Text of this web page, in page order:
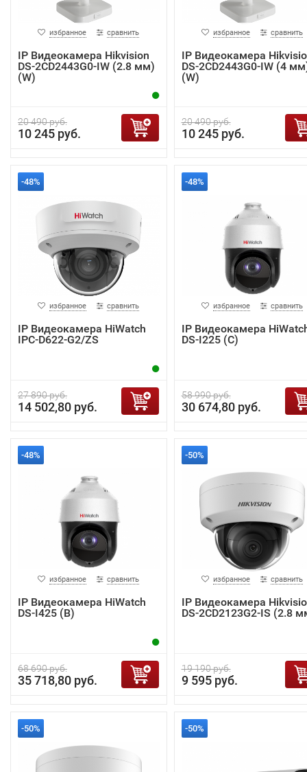
избранное сравнить
IP Видеокамера Hikvision
DS-2CD2443G0-IW (2.8 мм)
(W)
20 490 руб.
10 245 руб.
избранное сравнить
IP Видеокамера
DS-2CD2443G0-IW (4
(W)
20 490 руб.
10 245 руб.
-48%
избранное сравнить
IP Видеокамера HiWatch
IPC-D622-G2/ZS
27 890 руб.
14 502,80 руб.
-48%
избранное сравнить
IP Видеокамера
DS-I225 (С)
58 990 руб.
30 674,80 руб.
-48%
избранное сравнить
IP Видеокамера HiWatch
DS-I425 (B)
68 690 руб.
35 718,80 руб.
-50%
избранное сравнить
IP Видеокамера
DS-2CD2123G2-IS (2.8
19 190 руб.
9 595 руб.
-50% -50%